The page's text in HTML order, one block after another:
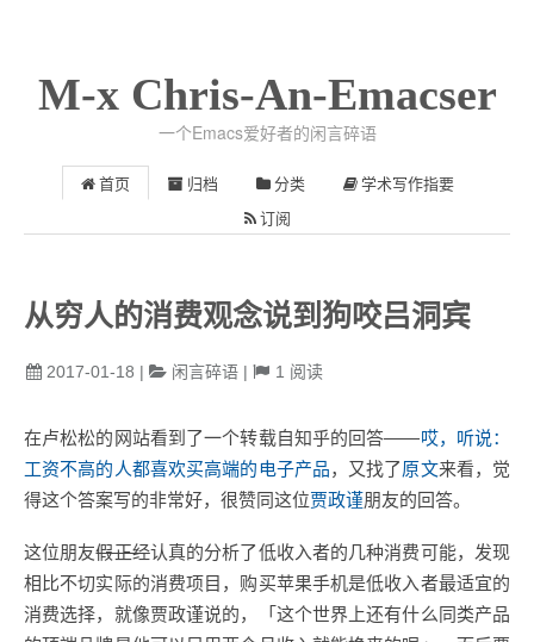
M-x Chris-An-Emacser
一个Emacs爱好者的闲言碎语
首页 归档 分类 学术写作指要
订阅
从穷人的消费观念说到狗咬吕洞宾
2017-01-18 | 闲言碎语 | 1 阅读
在卢松松的网站看到了一个转载自知乎的回答——哎，听说：
工资不高的人都喜欢买高端的电子产品，又找了原文来看，觉
得这个答案写的非常好，很赞同这位贾政谨朋友的回答。
这位朋友假正经认真的分析了低收入者的几种消费可能，发现
相比不切实际的消费项目，购买苹果手机是低收入者最适宜的
消费选择，就像贾政谨说的，「这个世界上还有什么同类产品